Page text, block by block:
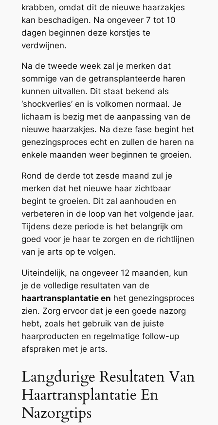
krabben, omdat dit de nieuwe haarzakjes
kan beschadigen. Na ongeveer 7 tot 10
dagen beginnen deze korstjes te
verdwijnen.
Na de tweede week zal je merken dat
sommige van de getransplanteerde haren
kunnen uitvallen. Dit staat bekend als
‘shockverlies’ en is volkomen normaal. Je
lichaam is bezig met de aanpassing van de
nieuwe haarzakjes. Na deze fase begint het
genezingsproces echt en zullen de haren na
enkele maanden weer beginnen te groeien.
Rond de derde tot zesde maand zul je
merken dat het nieuwe haar zichtbaar
begint te groeien. Dit zal aanhouden en
verbeteren in de loop van het volgende jaar.
Tijdens deze periode is het belangrijk om
goed voor je haar te zorgen en de richtlijnen
van je arts op te volgen.
Uiteindelijk, na ongeveer 12 maanden, kun
je de volledige resultaten van de
haartransplantatie en het genezingsproces
zien. Zorg ervoor dat je een goede nazorg
hebt, zoals het gebruik van de juiste
haarproducten en regelmatige follow-up
afspraken met je arts.
Langdurige Resultaten Van
Haartransplantatie En
Nazorgtips